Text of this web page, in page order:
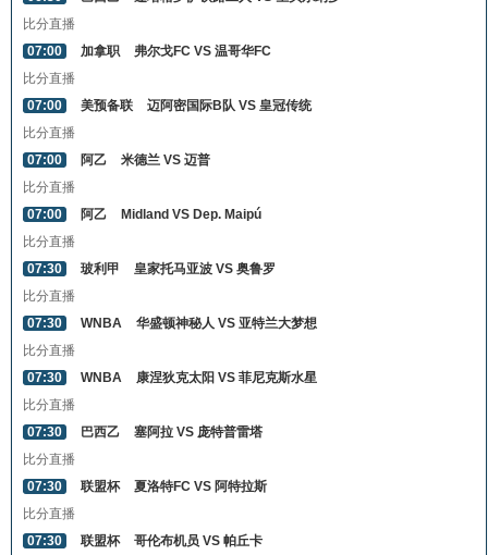
比分直播
07:00
加拿职
弗尔戈FC VS 温哥华FC
比分直播
07:00
美预备联
迈阿密国际B队 VS 皇冠传统
比分直播
07:00
阿乙
米德兰 VS 迈普
比分直播
07:00
阿乙
Midland VS Dep. Maipú
比分直播
07:30
玻利甲
皇家托马亚波 VS 奥鲁罗
比分直播
07:30
WNBA
华盛顿神秘人 VS 亚特兰大梦想
比分直播
07:30
WNBA
康涅狄克太阳 VS 菲尼克斯水星
比分直播
07:30
巴西乙
塞阿拉 VS 庞特普雷塔
比分直播
07:30
联盟杯
夏洛特FC VS 阿特拉斯
比分直播
07:30
联盟杯
哥伦布机员 VS 帕丘卡